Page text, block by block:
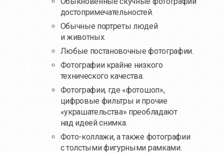
достопримечательностей.
Обычные портреты людей
и животных.
Любые постановочные фотографии.
Фотографии крайне низкого
технического качества.
Фотографии, где «фотошоп»,
цифровые фильтры и прочие
«украшательства» преобладают
над идеей снимка.
Фото-коллажи, а также фотографии
с толстыми фигурными рамками.